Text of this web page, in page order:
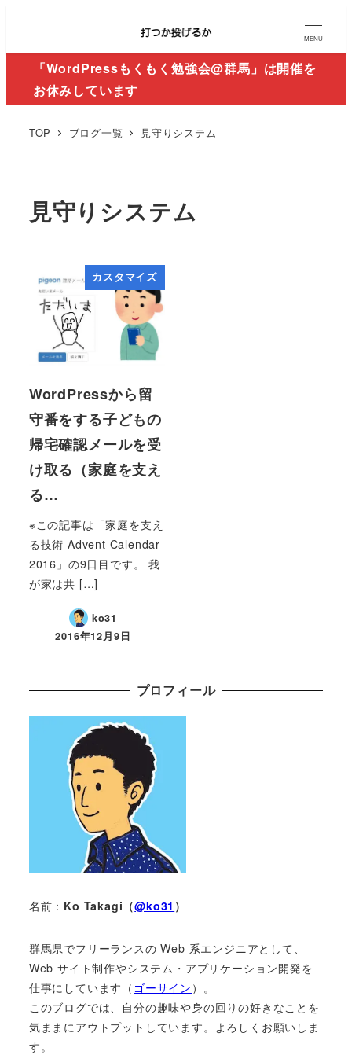
MENU
「WordPressもくもく勉強会@群馬」は開催を
お休みしています
TOP ブログ一覧 見守りシステム
見守りシステム
カスタマイズ
WordPressから留
守番をする子どもの
帰宅確認メールを受
け取る（家庭を支え
る…
※この記事は「家庭を支え
る技術 Advent Calendar
2016」の9日目です。 我
が家は共 […]
ko31
2016年12月9日
プロフィール
名前： Ko Takagi（@ko31 ）
群馬県でフリーランスの Web 系エンジニアとして、
Web サイト制作やシステム・アプリケーション開発を
仕事にしています（ ゴーサイン ）。
このブログでは、自分の趣味や身の回りの好きなことを
気ままにアウトプットしています。よろしくお願いしま
す。